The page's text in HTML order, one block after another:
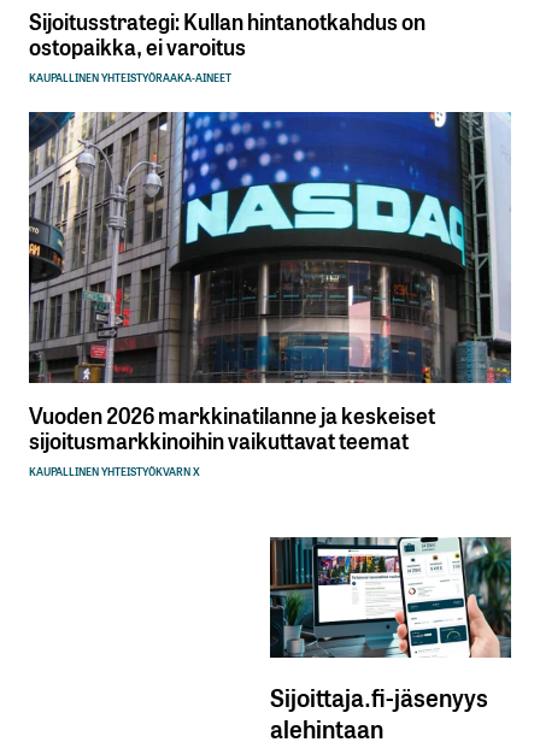
Sijoitusstrategi: Kullan hintanotkahdus on
ostopaikka, ei varoitus
KAUPALLINEN YHTEISTYÖRAAKA-AINEET
Vuoden 2026 markkinatilanne ja keskeiset
sijoitusmarkkinoihin vaikuttavat teemat
KAUPALLINEN YHTEISTYÖKVARN X
Sijoittaja.fi-jäsenyys
alehintaan